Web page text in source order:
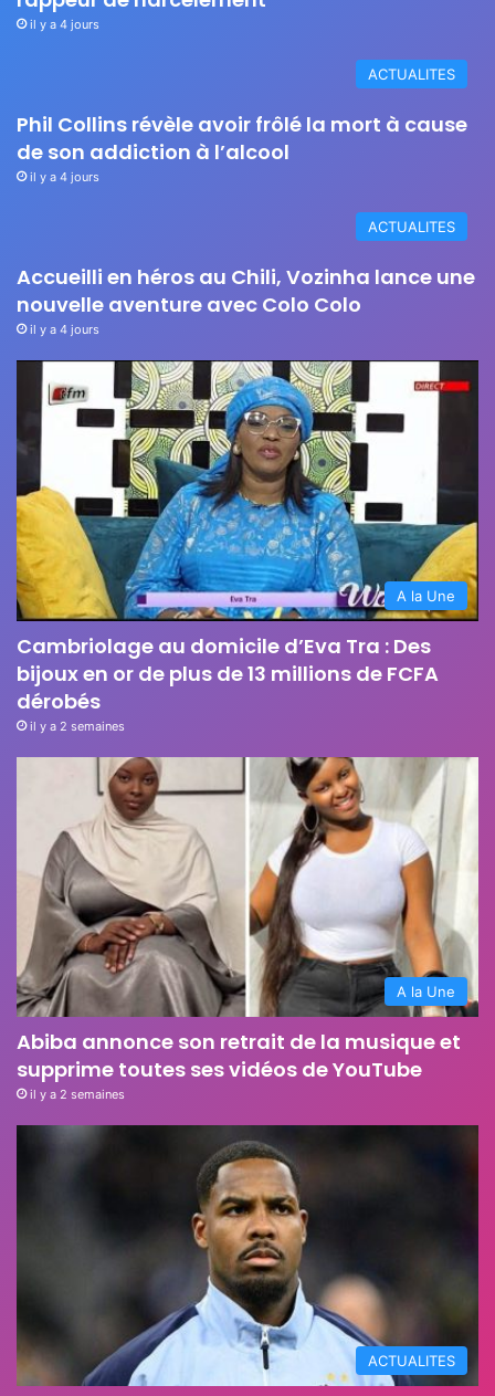
il y a 4 jours
ACTUALITES
Phil Collins révèle avoir frôlé la mort à cause
de son addiction à l’alcool
il y a 4 jours
ACTUALITES
Accueilli en héros au Chili, Vozinha lance une
nouvelle aventure avec Colo Colo
il y a 4 jours
A la Une
Cambriolage au domicile d’Eva Tra : Des
bijoux en or de plus de 13 millions de FCFA
dérobés
il y a 2 semaines
A la Une
Abiba annonce son retrait de la musique et
supprime toutes ses vidéos de YouTube
il y a 2 semaines
ACTUALITES